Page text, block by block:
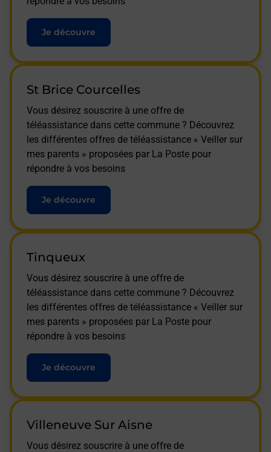
Je découvre
St Brice Courcelles
Vous désirez souscrire à une offre de
téléassistance dans cette commune ? Découvrez
les différentes offres de téléassistance « Veiller sur
mes parents » proposées par La Poste pour
répondre à vos besoins
Je découvre
Tinqueux
Vous désirez souscrire à une offre de
téléassistance dans cette commune ? Découvrez
les différentes offres de téléassistance « Veiller sur
mes parents » proposées par La Poste pour
répondre à vos besoins
Je découvre
Villeneuve Sur Aisne
Vous désirez souscrire à une offre de